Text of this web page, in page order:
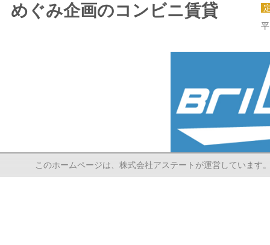
めぐみ企画のコンビニ賃貸
このホームページは、株式会社アステートが運営していま